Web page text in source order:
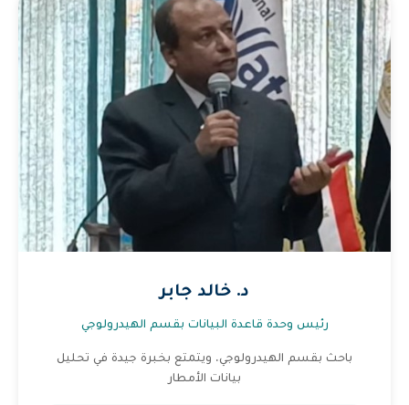
د. خالد جابر
رئيس وحدة قاعدة البيانات بقسم الهيدرولوجي
باحث بقسم الهيدرولوجي. ويتمتع بخبرة جيدة في تحليل
بيانات الأمطار